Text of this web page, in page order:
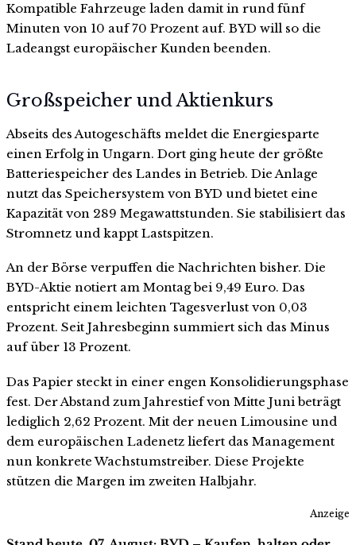
Kompatible Fahrzeuge laden damit in rund fünf
Minuten von 10 auf 70 Prozent auf. BYD will so die
Ladeangst europäischer Kunden beenden.
Großspeicher und Aktienkurs
Abseits des Autogeschäfts meldet die Energiesparte
einen Erfolg in Ungarn. Dort ging heute der größte
Batteriespeicher des Landes in Betrieb. Die Anlage
nutzt das Speichersystem von BYD und bietet eine
Kapazität von 289 Megawattstunden. Sie stabilisiert das
Stromnetz und kappt Lastspitzen.
An der Börse verpuffen die Nachrichten bisher. Die
BYD-Aktie notiert am Montag bei 9,49 Euro. Das
entspricht einem leichten Tagesverlust von 0,03
Prozent. Seit Jahresbeginn summiert sich das Minus
auf über 13 Prozent.
Das Papier steckt in einer engen Konsolidierungsphase
fest. Der Abstand zum Jahrestief von Mitte Juni beträgt
lediglich 2,62 Prozent. Mit der neuen Limousine und
dem europäischen Ladenetz liefert das Management
nun konkrete Wachstumstreiber. Diese Projekte
stützen die Margen im zweiten Halbjahr.
Anzeige